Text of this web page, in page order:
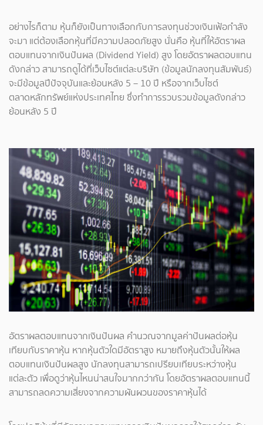
อย่างไรก็ตาม หุ้นก็ยังเป็นทางเลือกกับการลงทุนช่วงเงินเฟ้อกำลัง
จะมา แต่ต้องเลือกหุ้นที่มีความปลอดภัยสูง นั่นคือ หุ้นที่ให้อัตราผล
ตอบแทนจากเงินปันผล (Dividend Yield) สูง โดยอัตราผลตอบแทน
ดังกล่าว สามารถดูได้ที่เว็บไซต์แต่ละบริษัท (ข้อมูลนักลงทุนสัมพันธ์)
จะมีข้อมูลปีปัจจุบันและย้อนหลัง 5 – 10 ปี หรือจากเว็บไซต์
ตลาดหลักทรัพย์แห่งประเทศไทย ซึ่งทำการรวบรวมข้อมูลดังกล่าว
ย้อนหลัง 5 ปี
อัตราผลตอบแทนจากเงินปันผล คำนวณจากมูลค่าปันผลต่อหุ้น
เทียบกับราคาหุ้น หากหุ้นตัวใดมีอัตราสูง หมายถึงหุ้นตัวนั้นให้ผล
ตอบแทนเงินปันผลสูง นักลงทุนสามารถเปรียบเทียบระหว่างหุ้น
แต่ละตัว เพื่อดูว่าหุ้นไหนน่าสนใจมากกว่ากัน โดยอัตราผลตอบแทนนี้
สามารถลดความเสี่ยงจากความผันผวนของราคาหุ้นได้